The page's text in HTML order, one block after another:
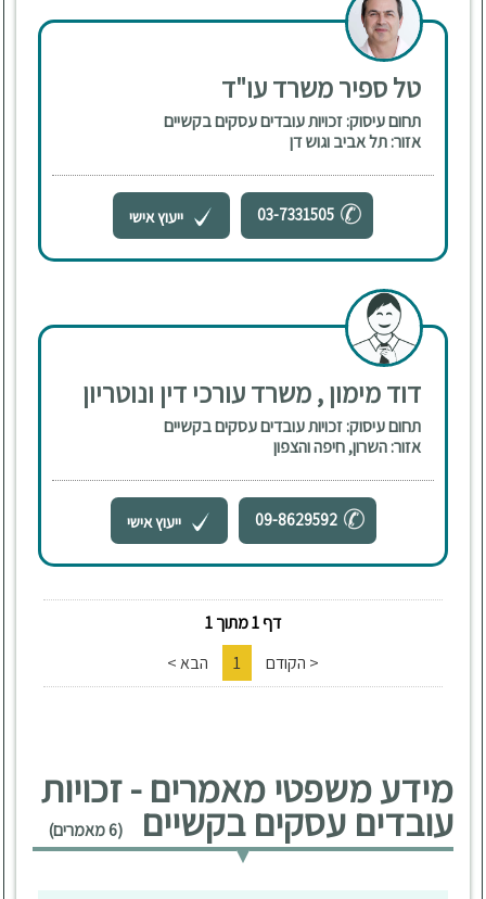
טל ספיר משרד עו"ד
תחום עיסוק: זכויות עובדים עסקים בקשיים
אזור: תל אביב וגוש דן
03-7331505 ייעוץ אישי
דוד מימון , משרד עורכי דין ונוטריון
תחום עיסוק: זכויות עובדים עסקים בקשיים
אזור: השרון, חיפה והצפון
09-8629592 ייעוץ אישי
דף 1 מתוך 1
< הקודם
1 הבא >
מידע משפטי מאמרים - זכויות
עובדים עסקים בקשיים (6 מאמרים)